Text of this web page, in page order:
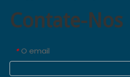
Contate-Nos
* O email